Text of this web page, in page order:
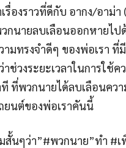
รื่องราวที่ดีกับ อากง/อาม่
กนายลบเลือนออกหายไป
วามทรงจำดีๆ ของพ่อเรา
ช่วงระยะเวลาในการใช้
ที ที่พวกนายได้ลบเลือนค
ยนต์ของพ่อเราคันนี้
มสั้นๆว่า”#พวกนาย”ทำ #เ